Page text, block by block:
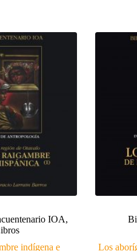
IOA,
indígena e
Los